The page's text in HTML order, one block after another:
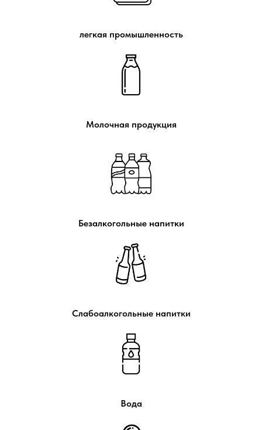
легкая промышленность
Молочная продукция
Безалкогольные напитки
Слабоалкогольные напитки
Вода